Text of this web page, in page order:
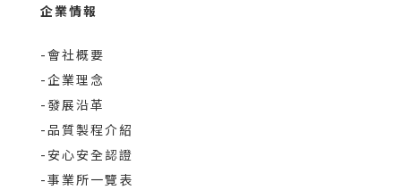
企業情報
-會社概要
-企業理念
-發展沿革
-品質製程介紹
-安心安全認證
-事業所一覽表